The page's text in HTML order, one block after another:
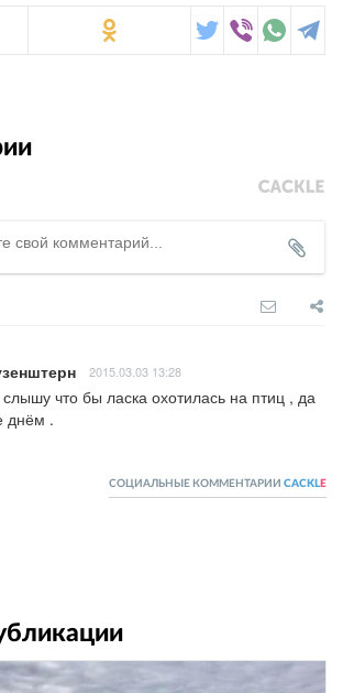
2015.03.03 13:28
что бы ласка охотилась на птиц , да
днём .
СОЦИАЛЬНЫЕ КОММЕНТАРИИ CACKL E